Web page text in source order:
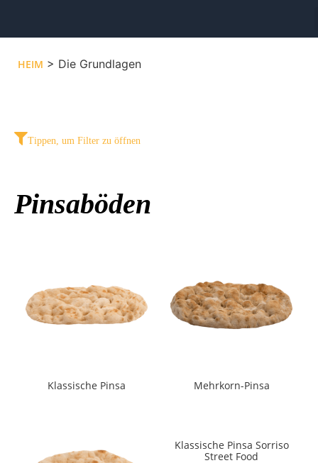
HEIM > Die Grundlagen
Tippen, um Filter zu öffnen
Pinsaböden
Klassische Pinsa Mehrkorn-Pinsa
Klassische Pinsa Sorriso
Street Food